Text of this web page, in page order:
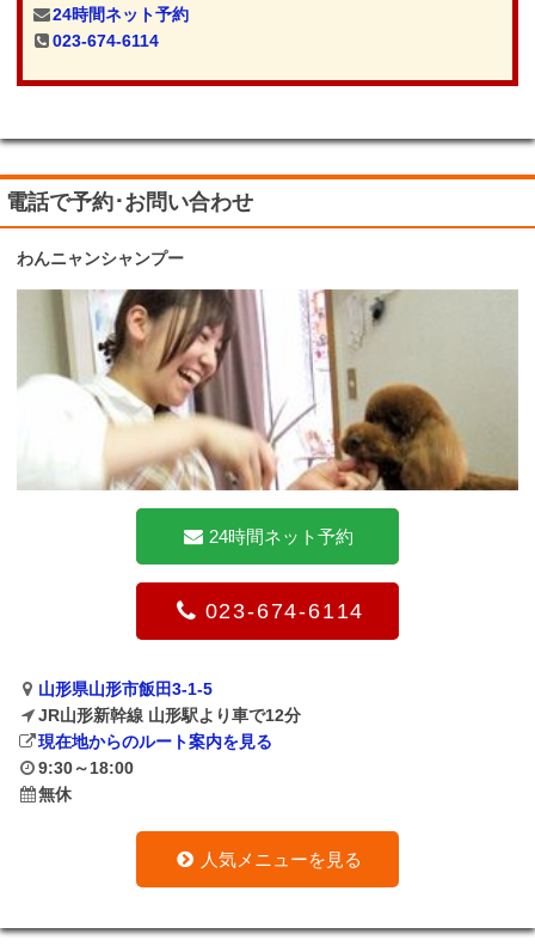
24時間ネット予約
023-674-6114
電話で予約･お問い合わせ
わんニャンシャンプー
24時間ネット予約
023-674-6114
山形県山形市飯田3-1-5
JR山形新幹線 山形駅より車で12分
現在地からのルート案内を見る
9:30～18:00
無休
人気メニューを見る